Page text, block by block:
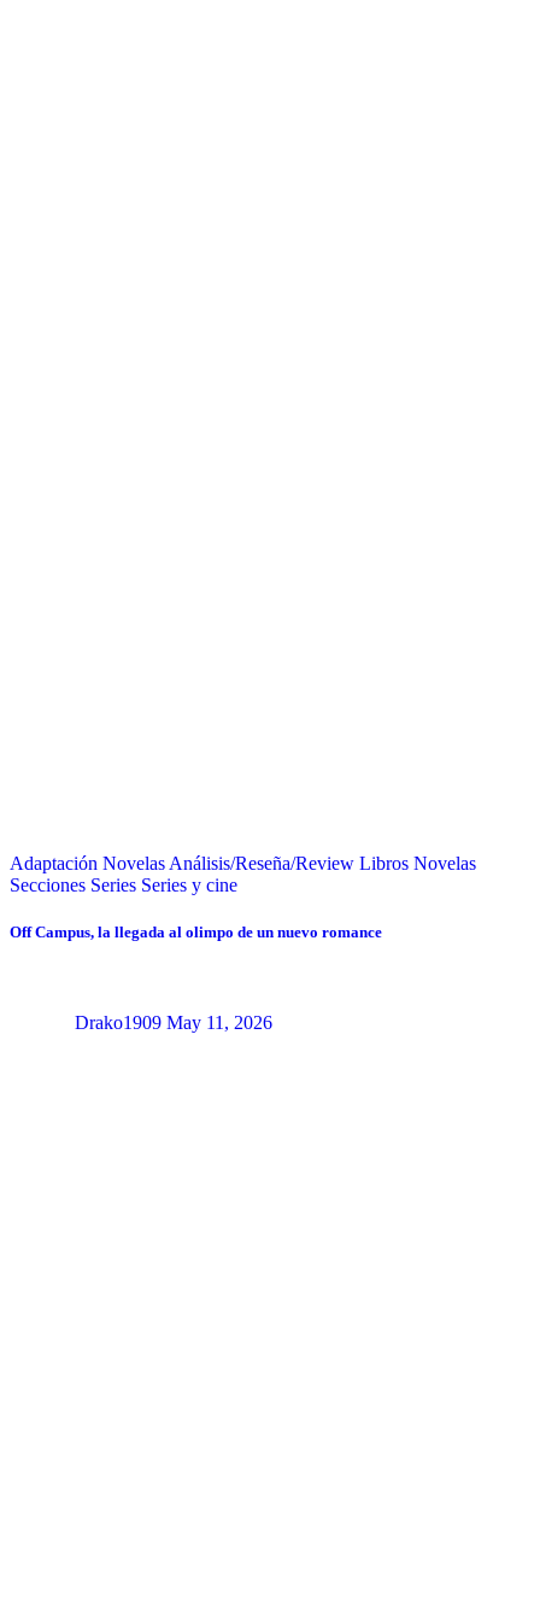
Adaptación Novelas Análisis/Reseña/Review Libros Novelas
Secciones Series Series y cine
Off Campus, la llegada al olimpo de un nuevo romance
Drako1909 May 11, 2026